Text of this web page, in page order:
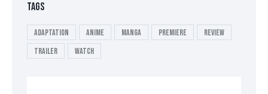
TAGS
Adaptation Anime Manga Premiere
Review
Trailer
Watch